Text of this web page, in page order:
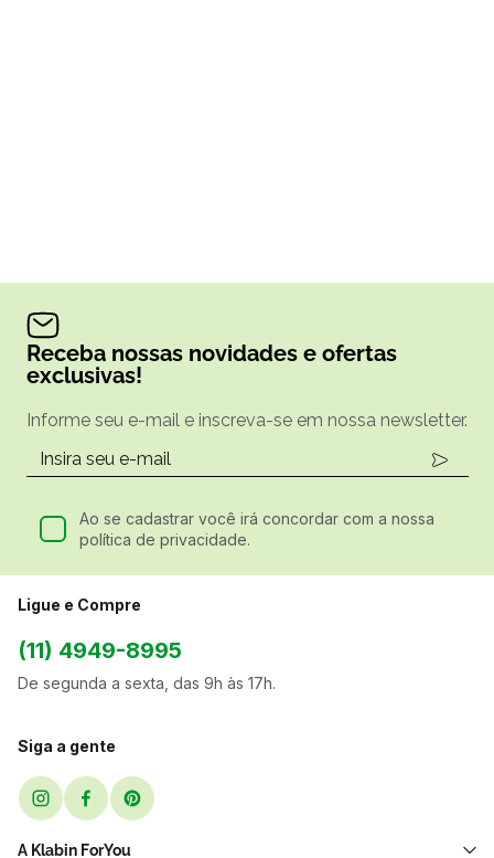
Receba nossas novidades e ofertas
exclusivas!
Informe seu e-mail e inscreva-se em nossa newsletter.
Ao se cadastrar você irá concordar com a nossa
política de privacidade.
Ligue e Compre
(11) 4949-8995
De segunda a sexta, das 9h às 17h.
Siga a gente
A Klabin ForYou